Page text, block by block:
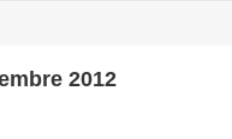
2012